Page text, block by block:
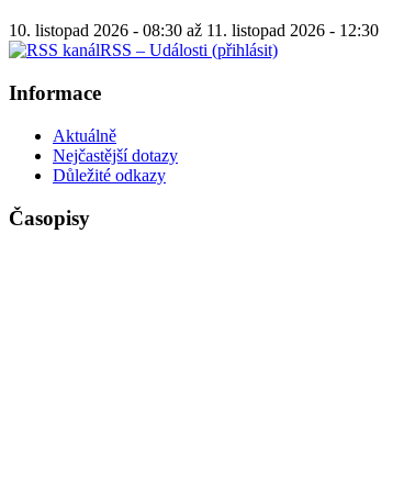
10. listopad 2026 - 08:30 až 11. listopad 2026 - 12:30
RSS – Události (přihlásit)
Informace
Aktuálně
Nejčastější dotazy
Důležité odkazy
Časopisy